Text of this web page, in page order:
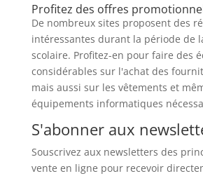
Profitez des offres
De nombreux sites proposent des
intéressantes durant la période de
scolaire. Profitez-en pour faire des
considérables sur l'achat des
mais aussi sur les vêtements et
équipements informatiques
S'abonner aux
Souscrivez aux newsletters des
vente en ligne pour recevoir